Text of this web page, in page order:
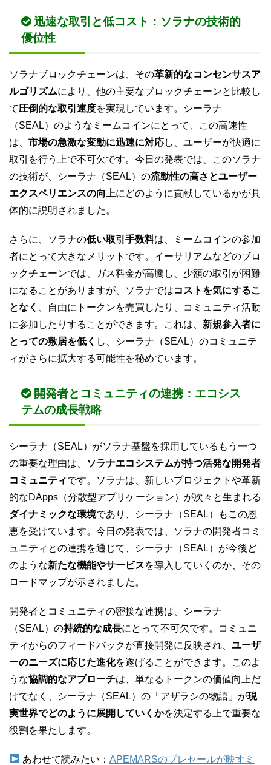
迅速な取引と低コスト：ソラナの技術的
優位性
ソラナブロックチェーンは、その革新的なコンセンサスア
ルゴリズムにより、他の主要なブロックチェーンと比較し
て圧倒的な取引速度を実現しています。シーラナ
（SEAL）のようなミームコインにとって、この高速性
は、 市場の急激な変動に迅速に対応し、ユーザーが快適に
取引を行う上で不可欠です。今日の発表では、このソラナ
の技術が、シーラナ（SEAL）の流動性の高さとユーザー
エクスペリエンスの向上にどのように貢献しているかが具
体的に説明されました。
さらに、ソラナの低い取引手数料は、ミームコインの参加
者にとって大きなメリットです。イーサリアムなどのブロ
ックチェーンでは、ガス料金が高騰し、少額の取引が困難
になることがありますが、ソラナではコストを気にするこ
となく
、自由にトークンを売買したり、コミュニティ活動
に参加したりすることができます。これは、 新規参入者に
とっての敷居を低く し、シーラナ（SEAL）のコミュニテ
ィがさらに拡大する可能性を秘めています。
開発者とコミュニティの連携：エコシス
テムの成長戦略
シーラナ（SEAL）がソラナ基盤を採用しているもう一つ
の重要な理由は、
ソラナエコシステムが持つ活発な開発者
コミュニティです。ソラナは、新しいプロジェクトや革新
的なDApps（分散型アプリケーション）が次々と生まれる
ダイナミックな環境であり、シーラナ（SEAL）もこの恩
恵を受けています。今日の発表では、ソラナの開発者コミ
ュニティとの連携を通じて、シーラナ（SEAL）が今後ど
のような新たな機能やサービスを導入していくのか、その
ロードマップが示されました。
開発者とコミュニティの密接な連携は、シーラナ
（SEAL）の持続的な成長にとって不可欠です。コミュニ
ティからのフィードバックが直接開発に反映され、 ユーザ
ーのニーズに応じた進化を遂げることができます。このよ
うな協調的なアプローチは、単なるトークンの価値向上だ
けでなく、シーラナ（SEAL）の「アザラシの物語」が現
実世界でどのように展開していくかを決定する上で重要な
役割を果たします。
あわせて読みたい： APEMARSのプレセールが映すミ